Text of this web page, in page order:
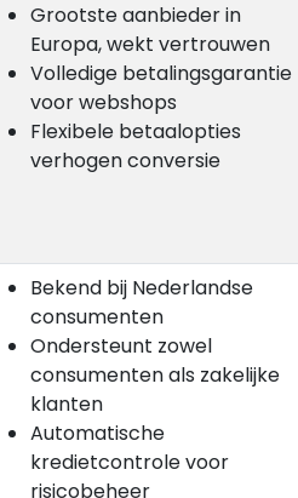
Grootste aanbieder in
Europa, wekt vertrouwen
Volledige betalingsgarantie
voor webshops
Flexibele betaalopties
verhogen conversie
Bekend bij Nederlandse
consumenten
Ondersteunt zowel
consumenten als zakelijke
klanten
Automatische
kredietcontrole voor
risicobeheer